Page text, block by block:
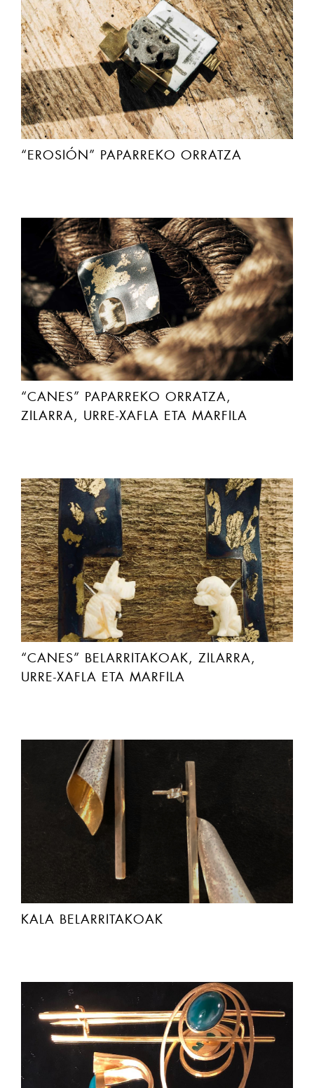
“EROSIÓN” PAPARREKO ORRATZA
“CANES” PAPARREKO ORRATZA,
ZILARRA, URRE-XAFLA ETA MARFILA
“CANES” BELARRITAKOAK, ZILARRA,
URRE-XAFLA ETA MARFILA
KALA BELARRITAKOAK